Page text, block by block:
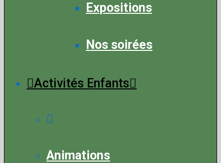
Expositions
Nos soirées
Activités Enfants
Animations